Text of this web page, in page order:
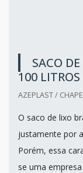
SACO
100 LITROS
AZEPLAST /
O saco de lixo
justamente por
Porém, essa
se uma